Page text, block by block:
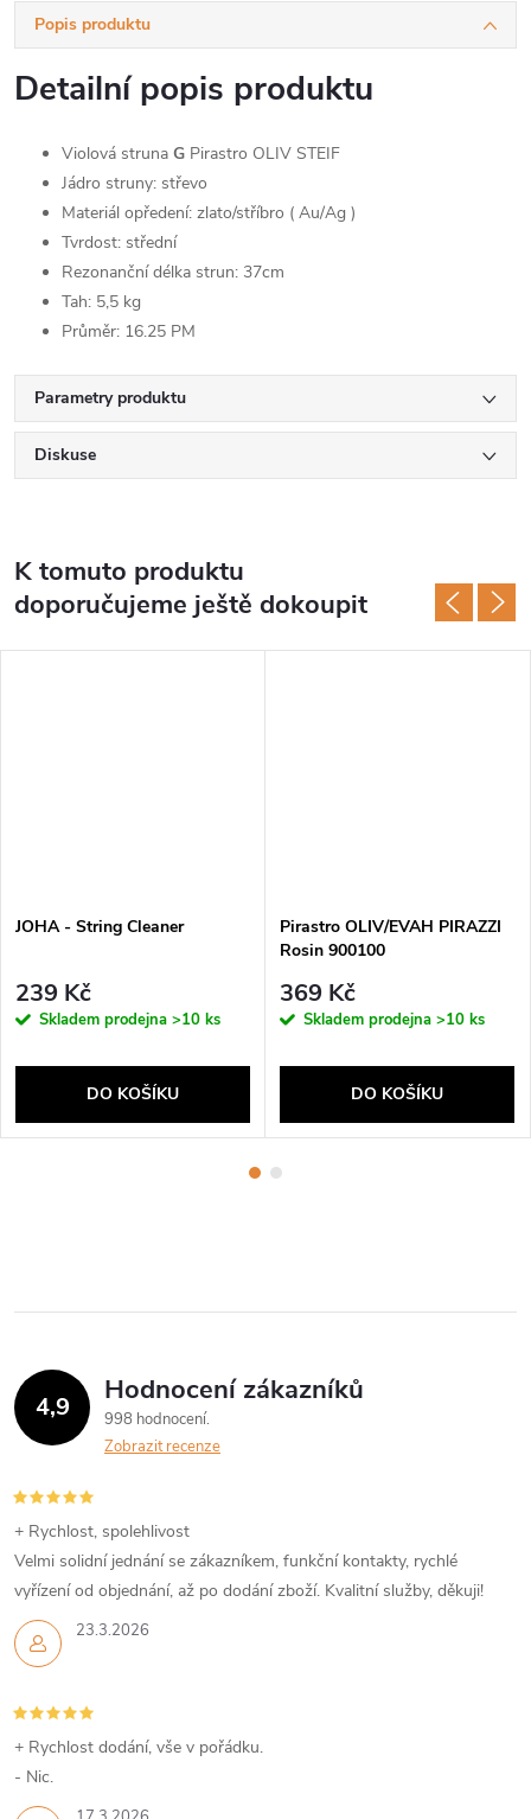
Popis produktu
Detailní popis produktu
Violová struna G Pirastro OLIV STEIF
Jádro struny: střevo
Materiál opředení: zlato/stříbro ( Au/Ag )
Tvrdost: střední
Rezonanční délka strun: 37cm
Tah: 5,5 kg
Průměr: 16.25 PM
Parametry produktu
Diskuse
K tomuto produktu
doporučujeme ještě dokoupit
JOHA - String Cleaner
239 Kč
Skladem prodejna >10 ks
DO KOŠÍKU
Pirastro OLIV/EVAH PIRAZZI
Rosin 900100
369 Kč
Skladem prodejna >10 ks
DO KOŠÍKU
4,9 Hodnocení zákazníků
998 hodnocení
Zobrazit recenze
23.3.2026
+ Rychlost, spolehlivost
Velmi solidní jednání se zákazníkem, funkční kontakty, rychlé
vyřízení od objednání, až po dodání zboží. Kvalitní služby, děkuji!
+ Rychlost dodání, vše v pořádku.
- Nic.